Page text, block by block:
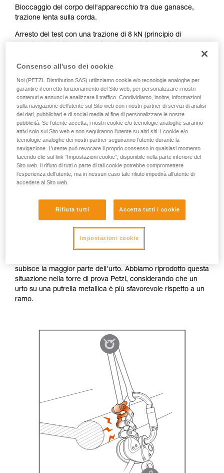
Bloccaggio del corpo dell'apparecchio tra due ganasce,
trazione lenta sulla corda.
Arresto del test con una trazione di 8 kN (principio di
nella catena a 8 kN, corrisponde ad un bloccaggio superiore
a 15 kN in configurazione di lavoro normale in doppia.
Sollecitazione laterale sulla catena in
situazione reale
In normale configurazione di lavoro, le sollecitazioni laterali
sulla catena dello ZIGZAG sono rare. Sul cordino ZILLON, le
Per effettuare un test, abbiamo immaginato la situazione più
sfavorevole che si potesse incontrare sul campo: con un
subisce la maggior parte dell'urto. Abbiamo riprodotto questa
situazione nella torre di prova Petzl, considerando che un
urto su una putrella metallica è più sfavorevole rispetto a un
ramo.
Consenso all'uso dei cookie
Noi (PETZL Distribution SAS) utilizziamo cookie e/o tecnologie analoghe per
garantire il corretto funzionamento del Sito web, per personalizzare i nostri
contenuti e annunci e analizzare il traffico. Condividiamo, inoltre, informazioni
sulla navigazione dell’utente sul Sito web con i nostri partner di servizi di analisi
dei dati, pubblicitari e di social media al fine di personalizzare le nostre
pubblicità. Se l’utente accetta, i nostri cookie e/o tecnologie analoghe saranno
attivi solo sul Sito web e non seguiranno l’utente su altri siti. I cookie e/o
tecnologie analoghe dei nostri partner seguiranno l’utente durante la
navigazione. L’utente può revocare il proprio consenso in qualsiasi momento
facendo clic sul link “Impostazioni cookie”, disponibile nella parte inferiore del
Sito web. Il rifiuto di tutti o parte di tali cookie potrebbe compromettere
l’esperienza dell’utente, ma in nessun caso tale rifiuto impedirà all’utente di
accedere al Sito web.
Rifiuta tutti Accetta tutti i cookie
Impostazioni cookie